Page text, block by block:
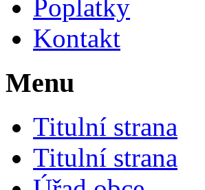
Poplatky
Kontakt
Menu
Titulní strana
Titulní strana